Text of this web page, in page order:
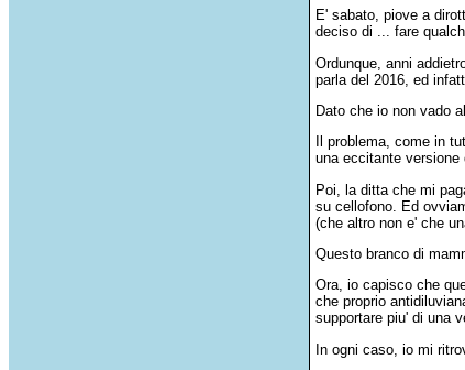
E' sabato, piove a
deciso di ... fare
Ordunque, anni
parla del 2016, ed
Dato che io non vado
Il problema, come in
una eccitante
Poi, la ditta che mi
su cellofono. Ed
(che altro non e' che
Questo branco di
Ora, io capisco che
che proprio
supportare piu' di una
In ogni caso, io mi